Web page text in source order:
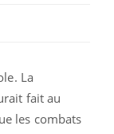
La
fait au
les combats